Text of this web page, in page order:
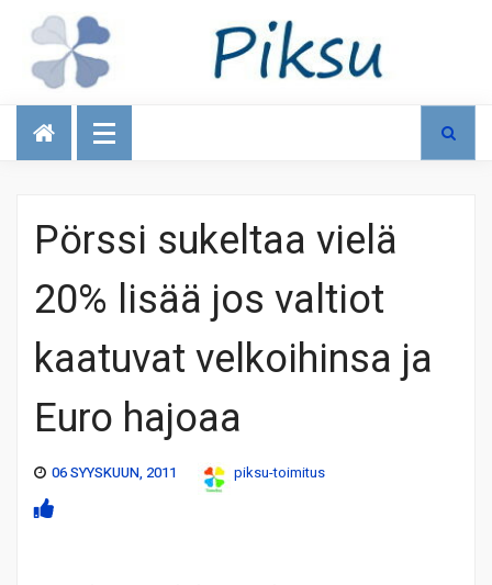
Talous
Pörssi sukeltaa vielä
20% lisää jos valtiot
kaatuvat velkoihinsa ja
Euro hajoaa
06 SYYSKUUN, 2011 piksu-toimitus